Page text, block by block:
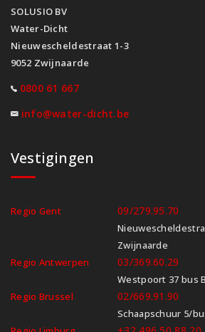
SOLUSIO BV
Water-Dicht
Nieuwescheldestraat 1-3
9052 Zwijnaarde
0800 61 667
info@water-dicht.be
Vestigingen
Regio Gent 09/279.95.70
Zwijnaarde
Regio Antwerpen
03/369.60.29
Westpoort 37 bus
Regio Brussel
02/669.91.90
Schaapschuur 5/